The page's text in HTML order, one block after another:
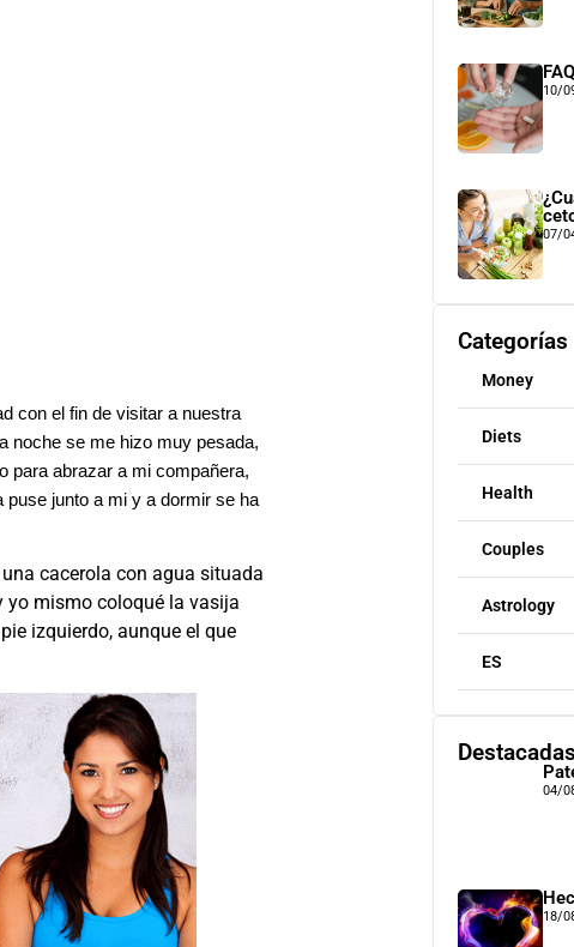
con el fin de visitar a nuestra
noche se me hizo muy pesada,
para abrazar a mi compañera,
puse junto a mi y a dormir se ha
cacerola con agua situada
yo mismo coloqué la vasija
izquierdo, aunque el que
10/
07/
Categorías
Money
Diets
Health
Couples
Astrology
ES
Destacadas
04/
18/